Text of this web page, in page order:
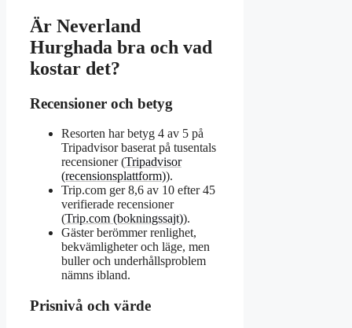
Är Neverland
Hurghada bra och vad
kostar det?
Recensioner och betyg
Resorten har betyg 4 av 5 på
Tripadvisor baserat på tusentals
recensioner (Tripadvisor
(recensionsplattform)).
Trip.com ger 8,6 av 10 efter 45
verifierade recensioner
(Trip.com (bokningssajt)).
Gäster berömmer renlighet,
bekvämligheter och läge, men
buller och underhållsproblem
nämns ibland.
Prisnivå och värde